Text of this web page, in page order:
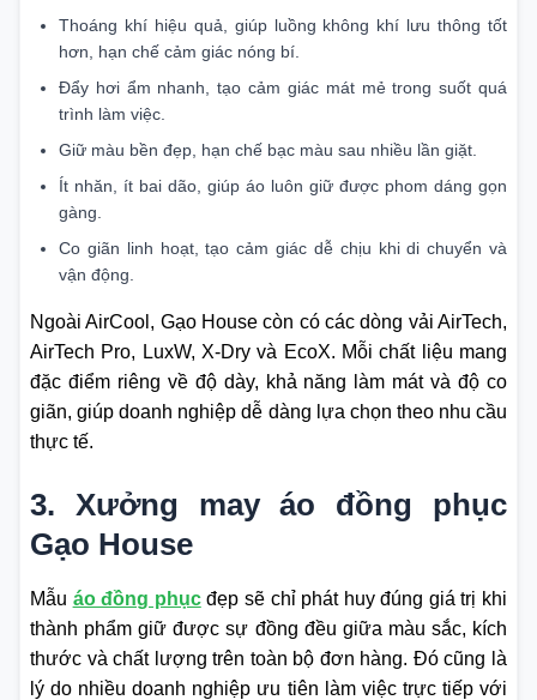
Thoáng khí hiệu quả, giúp luồng không khí lưu thông tốt
hơn, hạn chế cảm giác nóng bí.
Đẩy hơi ẩm nhanh, tạo cảm giác mát mẻ trong suốt quá
trình làm việc.
Giữ màu bền đẹp, hạn chế bạc màu sau nhiều lần giặt.
Ít nhăn, ít bai dão, giúp áo luôn giữ được phom dáng gọn
gàng.
Co giãn linh hoạt, tạo cảm giác dễ chịu khi di chuyển và
vận động.
Ngoài AirCool, Gạo House còn có các dòng vải AirTech,
AirTech Pro, LuxW, X-Dry và EcoX. Mỗi chất liệu mang
đặc điểm riêng về độ dày, khả năng làm mát và độ co
giãn, giúp doanh nghiệp dễ dàng lựa chọn theo nhu cầu
thực tế.
3. Xưởng may áo đồng phục
Gạo House
Mẫu áo đồng phụcđẹp sẽ chỉ phát huy đúng giá trị khi
thành phẩm giữ được sự đồng đều giữa màu sắc, kích
thước và chất lượng trên toàn bộ đơn hàng. Đó cũng là
lý do nhiều doanh nghiệp ưu tiên làm việc trực tiếp với